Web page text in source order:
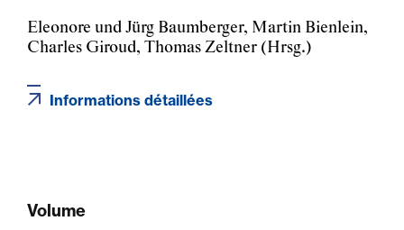
Eleonore und Jürg Baumberger, Martin Bienlein,
Charles Giroud, Thomas Zeltner (Hrsg.)
Informations détaillées
Volume